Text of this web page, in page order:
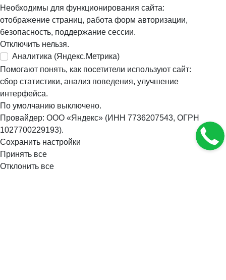
Необходимы для функционирования сайта:
отображение страниц, работа форм авторизации,
безопасность, поддержание сессии.
Отключить нельзя.
Аналитика (Яндекс.Метрика)
Помогают понять, как посетители используют сайт:
сбор статистики, анализ поведения, улучшение
интерфейса.
По умолчанию выключено.
Провайдер: ООО «Яндекс» (ИНН 7736207543, ОГРН
1027700229193).
Сохранить настройки
Принять все
Отклонить все